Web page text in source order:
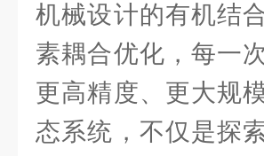
机械设计的有机结
素耦合优化，每一
更高精度、更大规
态系统，不仅是探